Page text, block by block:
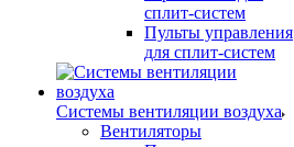
сплит-систем
Пульты управления
для сплит-систем
Системы вентиляции воздуха
Вентиляторы